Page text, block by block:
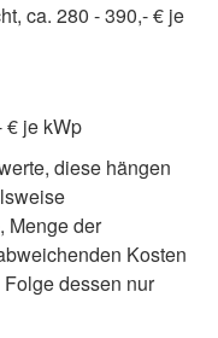
ca. 280 - 390,- € je
€ je kWp
diese hängen
Menge der
Kosten
dessen nur